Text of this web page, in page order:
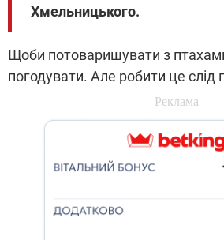
Хмельницького.
Щоби потоваришувати з
погодувати. Але робити це слід